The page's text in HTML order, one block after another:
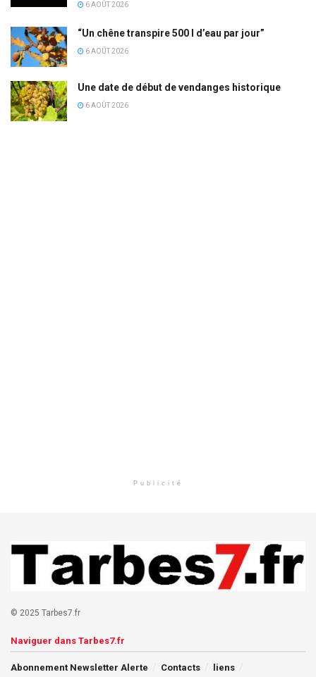
6 AOÛT 2026
“Un chêne transpire 500 l d’eau par jour”
6 AOÛT 2026
Une date de début de vendanges historique
6 AOÛT 2026
Publicité
© 2025 Tarbes7.fr
Naviguer dans Tarbes7.fr
Abonnement Newsletter Alerte Contacts liens